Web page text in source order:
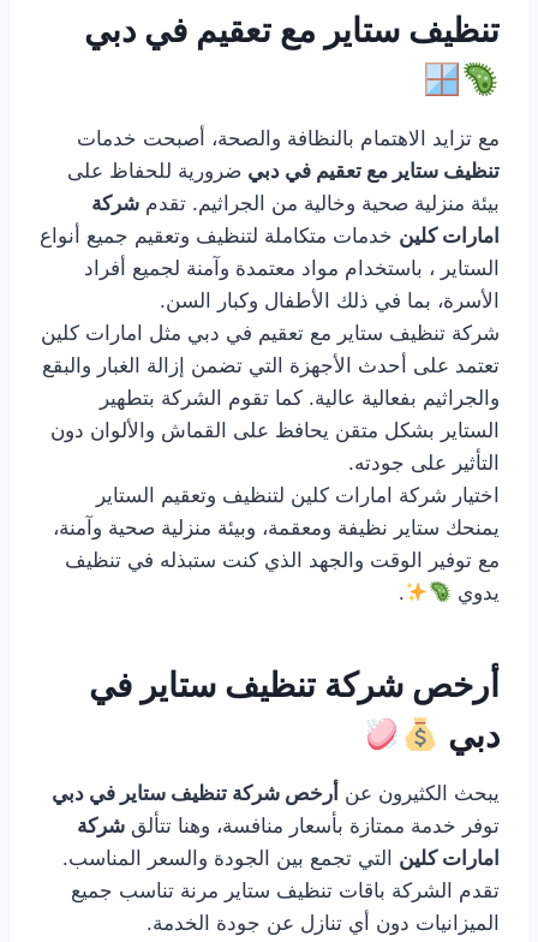
تنظيف ستاير مع تعقيم في دبي
مع تزايد الاهتمام بالنظافة والصحة، أصبحت خدمات
تنظيف ستاير مع تعقيم في دبي ضرورية للحفاظ على
بيئة منزلية صحية وخالية من الجراثيم. تقدم شركة
امارات كلين خدمات متكاملة لتنظيف وتعقيم جميع أنواع
الستاير ، باستخدام مواد معتمدة وآمنة لجميع أفراد
الأسرة، بما في ذلك الأطفال وكبار السن.
شركة تنظيف ستاير مع تعقيم في دبي مثل امارات كلين
تعتمد على أحدث الأجهزة التي تضمن إزالة الغبار والبقع
والجراثيم بفعالية عالية. كما تقوم الشركة بتطهير
الستاير بشكل متقن يحافظ على القماش والألوان دون
التأثير على جودته.
اختيار شركة امارات كلين لتنظيف وتعقيم الستاير
يمنحك ستاير نظيفة ومعقمة، وبيئة منزلية صحية وآمنة،
مع توفير الوقت والجهد الذي كنت ستبذله في تنظيف
يدوي
.
أرخص شركة تنظيف ستاير في
دبي
يبحث الكثيرون عن أرخص شركة تنظيف ستاير في دبي
توفر خدمة ممتازة بأسعار منافسة، وهنا تتألق شركة
امارات كلين التي تجمع بين الجودة والسعر المناسب.
تقدم الشركة باقات تنظيف ستاير مرنة تناسب جميع
الميزانيات دون أي تنازل عن جودة الخدمة.